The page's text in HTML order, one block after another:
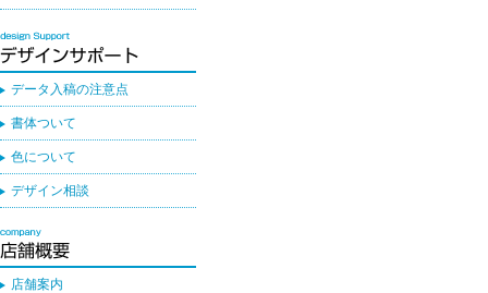
データ入稿の注意点
書体ついて
色について
デザイン相談
店舗案内